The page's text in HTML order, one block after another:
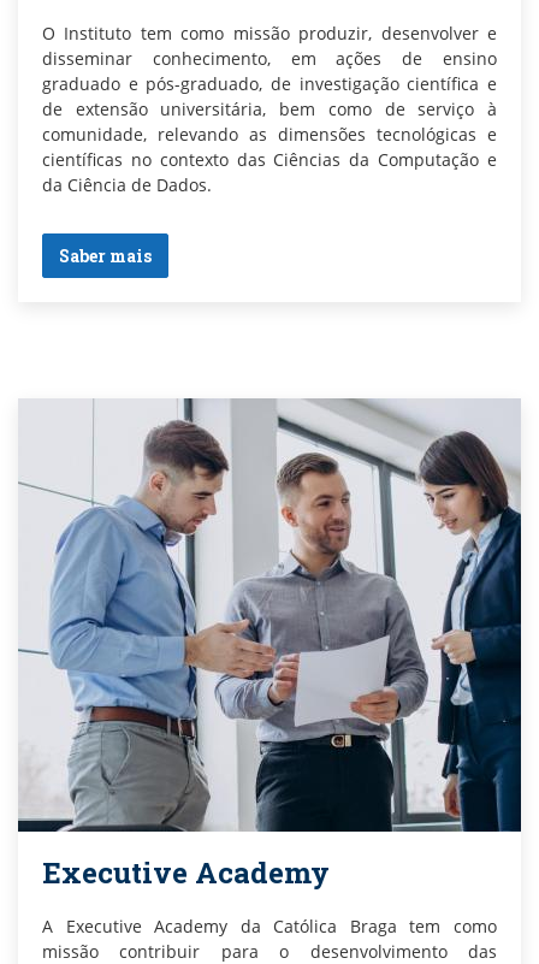
O Instituto tem como missão produzir, desenvolver e
disseminar conhecimento, em ações de ensino
graduado e pós-graduado, de investigação científica e
de extensão universitária, bem como de serviço à
comunidade, relevando as dimensões tecnológicas e
científicas no contexto das Ciências da Computação e
da Ciência de Dados.
Saber mais
Executive Academy
A Executive Academy da Católica Braga tem como
missão contribuir para o desenvolvimento das